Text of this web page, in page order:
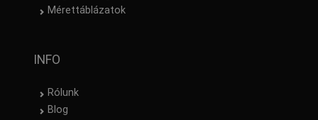
Mérettáblázatok
INFO
Rólunk
Blog